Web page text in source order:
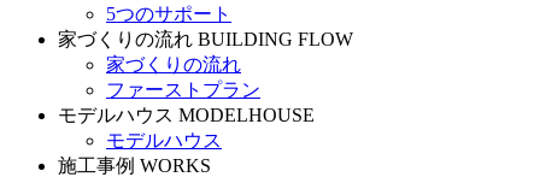
5つのサポート
家づくりの流れ BUILDING FLOW
家づくりの流れ
ファーストプラン
モデルハウス MODELHOUSE
モデルハウス
施工事例 WORKS